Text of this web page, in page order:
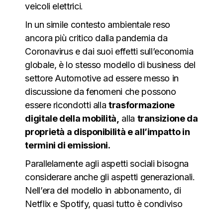
veicoli elettrici.
In un simile contesto ambientale reso
ancora più critico dalla pandemia da
Coronavirus e dai suoi effetti sull’economia
globale, è lo stesso modello di business del
settore Automotive ad essere messo in
discussione da fenomeni che possono
essere ricondotti allatrasformazione
digitale della mobilità, alla transizione da
proprietà a disponibilità e all’impatto in
termini di emissioni.
Parallelamente agli aspetti sociali bisogna
considerare anche gli aspetti generazionali.
Nell’era del modello in abbonamento, di
Netflix e Spotify, quasi tutto è condiviso